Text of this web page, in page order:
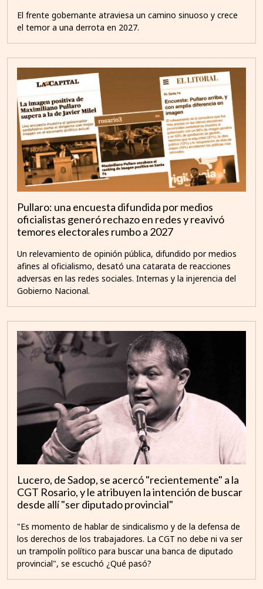
El frente gobernante atraviesa un camino sinuoso y crece
el temor a una derrota en 2027.
Pullaro: una encuesta difundida por medios
oficialistas generó rechazo en redes y reavivó
temores electorales rumbo a 2027
Un relevamiento de opinión pública, difundido por medios
afines al oficialismo, desató una catarata de reacciones
adversas en las redes sociales. Internas y la injerencia del
Gobierno Nacional.
Lucero, de Sadop, se acercó "recientemente" a la
CGT Rosario, y le atribuyen la intención de buscar
desde allí "ser diputado provincial"
"Es momento de hablar de sindicalismo y de la defensa de
los derechos de los trabajadores. La CGT no debe ni va ser
un trampolín político para buscar una banca de diputado
provincial", se escuchó ¿Qué pasó?